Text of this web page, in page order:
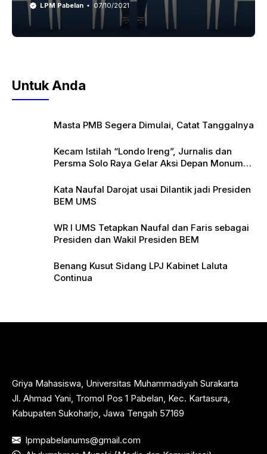
LPM Pabelan 07/10/2021
Untuk Anda
Masta PMB Segera Dimulai, Catat Tanggalnya
Kecam Istilah “Londo Ireng”, Jurnalis dan
Persma Solo Raya Gelar Aksi Depan Monumen
Kata Naufal Darojat usai Dilantik jadi Presiden
BEM UMS
WR I UMS Tetapkan Naufal dan Faris sebagai
Presiden dan Wakil Presiden BEM
Benang Kusut Sidang LPJ Kabinet Laluta
Continua
Griya Mahasiswa, Universitas Muhammadiyah Surakarta
Jl. Ahmad Yani, Tromol Pos 1 Pabelan, Kec. Kartasura,
Kabupaten Sukoharjo, Jawa Tengah 57169
lpmpabelanums@gmail.com